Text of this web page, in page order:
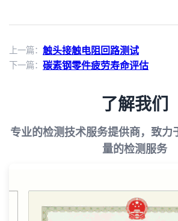
上一篇： 触头接触电阻回路测试
下一篇： 碳素钢零件疲劳寿命评估
了解我们
专业的检测技术服务提供商，致力
量的检测服务